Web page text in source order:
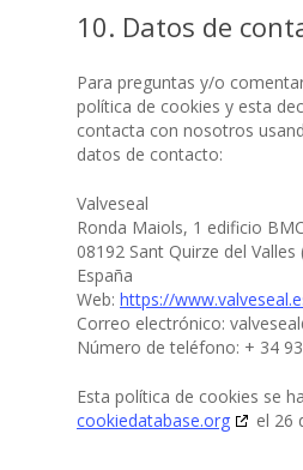
10. Datos de
Para preguntas y/o
política de cookies y esta
contacta con nosotros
datos de contacto:
Valveseal
Ronda Maiols, 1 edificio
08192 Sant Quirze del Valles
España
Web: https://
Correo electrónico:
Número de teléfono: + 34
Esta política de cookies se
cookiedatabase.org
el 26